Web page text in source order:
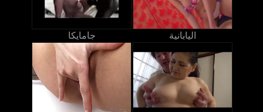
جامايكا اليابانية